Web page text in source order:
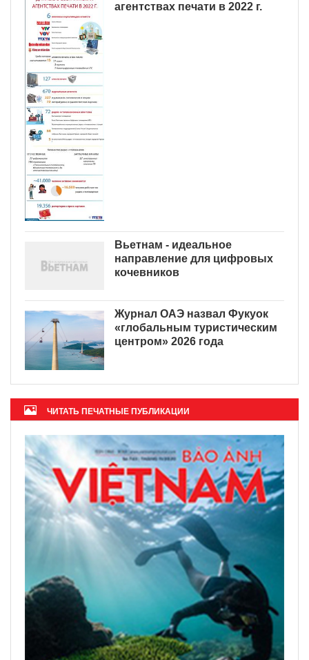
агентствах печати в 2022 г.
Вьетнам - идеальное
направление для цифровых
кочевников
Журнал ОАЭ назвал Фукуок
«глобальным туристическим
центром» 2026 года
ЧИТАТЬ ПЕЧАТНЫЕ ПУБЛИКАЦИИ